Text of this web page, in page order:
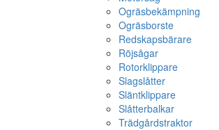
Ogräsbekämpning
Ogräsborste
Redskapsbärare
Röjsågar
Rotorklippare
Slagslåtter
Släntklippare
Slåtterbalkar
Trädgårdstraktor